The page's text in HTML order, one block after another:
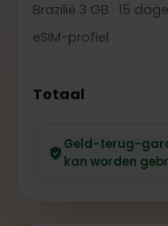
Brazilië 3 GB · 15
eSIM-profiel
Totaal
Geld-terug-
kan worden